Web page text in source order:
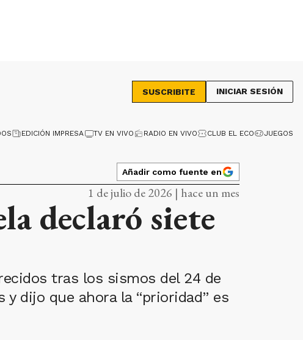
SUSCRIBITE INICIAR SESIÓN
EDICIÓN IMPRESA TV EN VIVO RADIO EN VIVO CLUB EL ECO JUEGOS
Añadir como fuente en
1 de julio de 2026 | hace un mes
declaró siete
tras los sismos del 24 de
dijo que ahora la “prioridad” es